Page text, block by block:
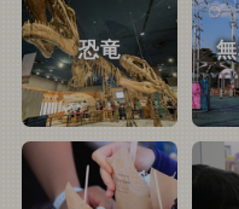
恐竜